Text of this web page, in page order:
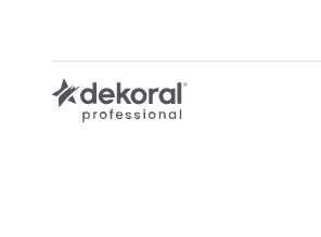
głównej